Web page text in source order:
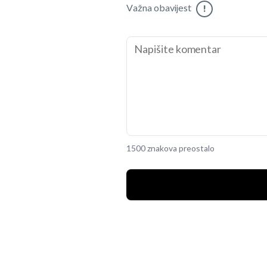
Važna obavijest !
1500 znakova preostalo